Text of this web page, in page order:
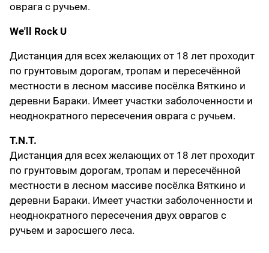
оврага с ручьем.
We'll Rock U
Дистанция для всех желающих от 18 лет проходит
по грунтовым дорогам, тропам и пересечённой
местности в лесном массиве посёлка Вяткино и
деревни Бараки. Имеет участки заболоченности и
неоднократного пересечения оврага с ручьем.
T.N.T.
Дистанция для всех желающих от 18 лет проходит
по грунтовым дорогам, тропам и пересечённой
местности в лесном массиве посёлка Вяткино и
деревни Бараки. Имеет участки заболоченности и
неоднократного пересечения двух оврагов с
ручьем и заросшего леса.